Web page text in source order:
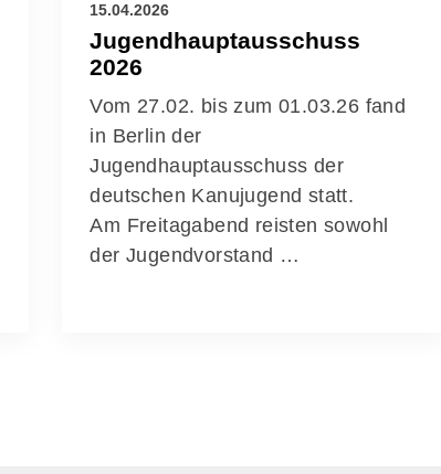
15.04.2026
Jugendhauptausschuss
2026
Vom 27.02. bis zum 01.03.26 fand
in Berlin der
Jugendhauptausschuss der
deutschen Kanujugend statt.
Am Freitagabend reisten sowohl
der Jugendvorstand …